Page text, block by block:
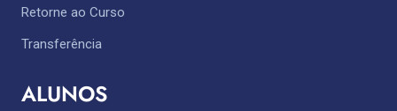
Retorne ao Curso
Transferência
ALUNOS